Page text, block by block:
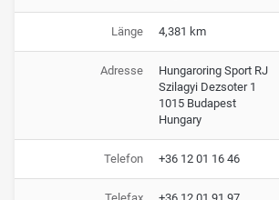
Länge 4,381 km
Adresse
Hungaroring Sport RJ
Szilagyi Dezsoter 1
1015 Budapest
Hungary
Telefon +36 12 01 16 46